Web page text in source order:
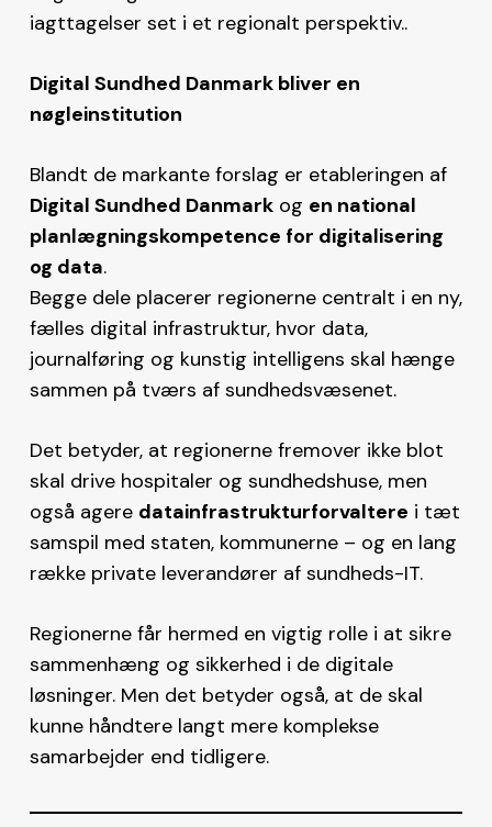
iagttagelser set i et regionalt perspektiv..
Digital Sundhed Danmark bliver en
nøgleinstitution
Blandt de markante forslag er etableringen af
Digital Sundhed Danmarkog en national
planlægningskompetence for digitalisering
og data.
Begge dele placerer regionerne centralt i en ny,
fælles digital infrastruktur, hvor data,
journalføring og kunstig intelligens skal hænge
sammen på tværs af sundhedsvæsenet.
Det betyder, at regionerne fremover ikke blot
skal drive hospitaler og sundhedshuse, men
også agere datainfrastrukturforvaltere i tæt
samspil med staten, kommunerne – og en lang
række private leverandører af sundheds-IT.
Regionerne får hermed en vigtig rolle i at sikre
sammenhæng og sikkerhed i de digitale
løsninger. Men det betyder også, at de skal
kunne håndtere langt mere komplekse
samarbejder end tidligere.